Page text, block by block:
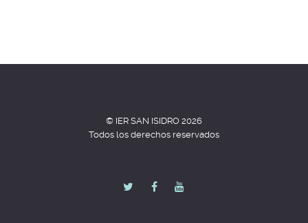
© IER SAN ISIDRO 2026
Todos los derechos reservados